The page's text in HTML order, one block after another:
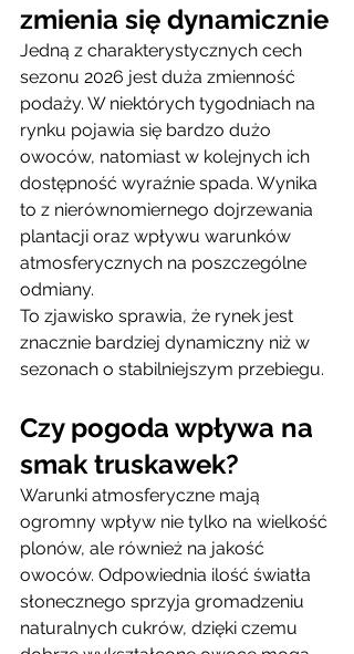
zmienia się dynamicznie
Jedną z charakterystycznych cech
sezonu 2026 jest duża zmienność
podaży. W niektórych tygodniach na
rynku pojawia się bardzo dużo
owoców, natomiast w kolejnych ich
dostępność wyraźnie spada. Wynika
to z nierównomiernego dojrzewania
plantacji oraz wpływu warunków
atmosferycznych na poszczególne
odmiany.
To zjawisko sprawia, że rynek jest
znacznie bardziej dynamiczny niż w
sezonach o stabilniejszym przebiegu.
Czy pogoda wpływa na
smak truskawek?
Warunki atmosferyczne mają
ogromny wpływ nie tylko na wielkość
plonów, ale również na jakość
owoców. Odpowiednia ilość światła
słonecznego sprzyja gromadzeniu
naturalnych cukrów, dzięki czemu